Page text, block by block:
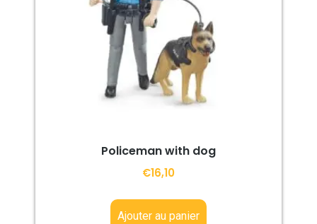
Policeman with dog
€16,10
Ajouter au panier